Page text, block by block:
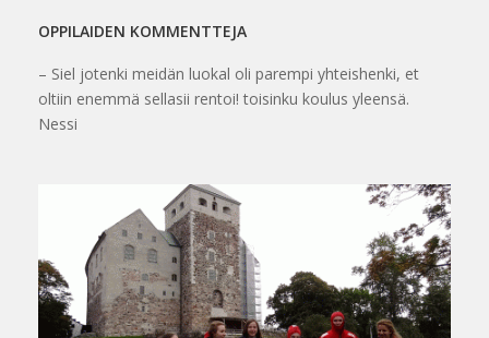
OPPILAIDEN KOMMENTTEJA
– Siel jotenki meidän luokal oli parempi yhteishenki, et
oltiin enemmä sellasii rentoi! toisinku koulus yleensä.
Nessi